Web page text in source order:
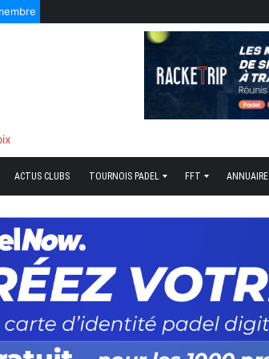
ACTUS CLUBS TOURNOIS PADEL FFT ANNUAIRE